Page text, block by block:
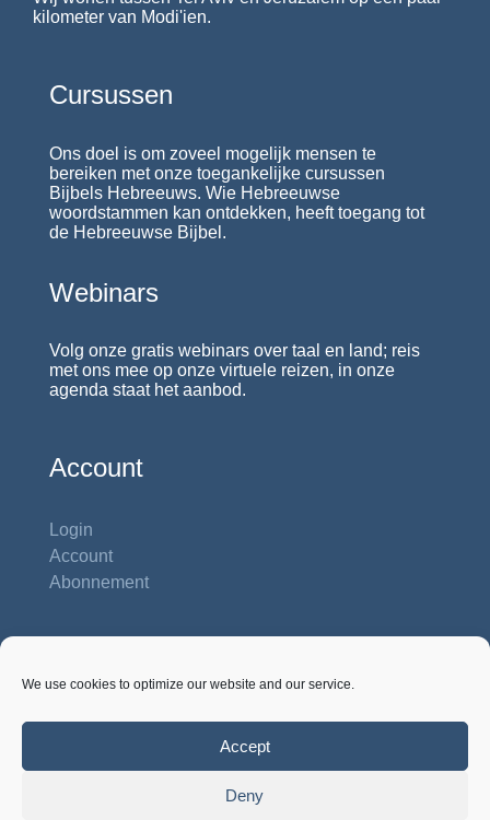
We use cookies to optimize our website and our service.
Accept
Deny
kilometer van Modi'ien.
Cursussen
Ons doel is om zoveel mogelijk mensen te
bereiken met onze toegankelijke cursussen
Bijbels Hebreeuws. Wie Hebreeuwse
woordstammen kan ontdekken, heeft toegang tot
de Hebreeuwse Bijbel.
Webinars
Volg onze gratis webinars over taal en land; reis
met ons mee op onze virtuele reizen, in onze
agenda staat het aanbod.
Account
Login
Account
Abonnement
Contactgegevens
Inbar 62 b
Na'ale P.O. Box 422, 71932 Na'ale